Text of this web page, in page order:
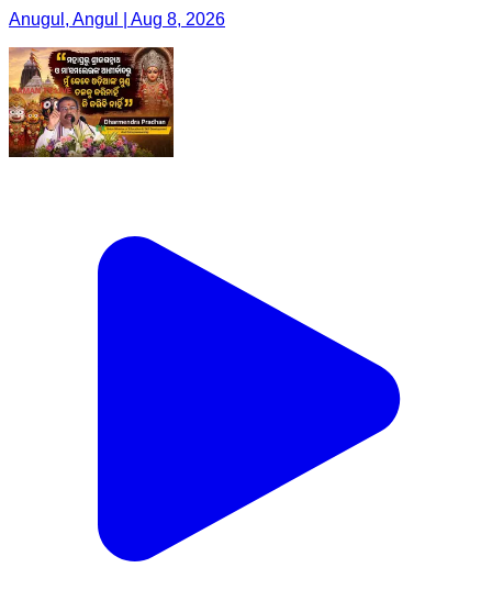
Anugul, Angul | Aug 8, 2026